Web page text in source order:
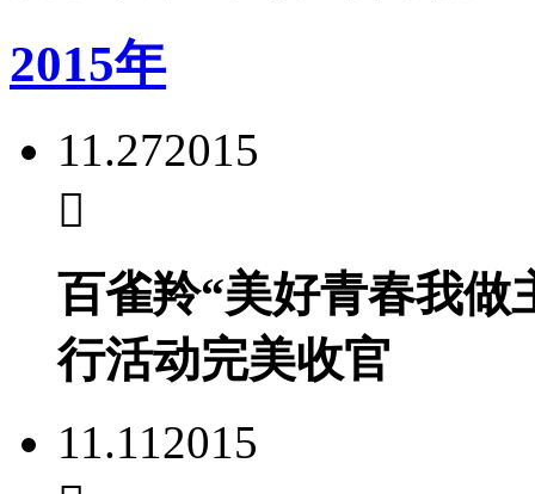
2015年
11.272015
百雀羚“美好青春我做
行活动完美收官
11.112015